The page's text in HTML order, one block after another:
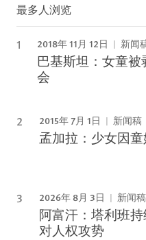
最多人浏览
2018年 11月 12日 新闻
巴基斯坦：女童
会
2015年 7月 1日 新闻稿
孟加拉：少女因
2026年 8月 3日 新闻稿
阿富汗：塔利班
对人权攻势